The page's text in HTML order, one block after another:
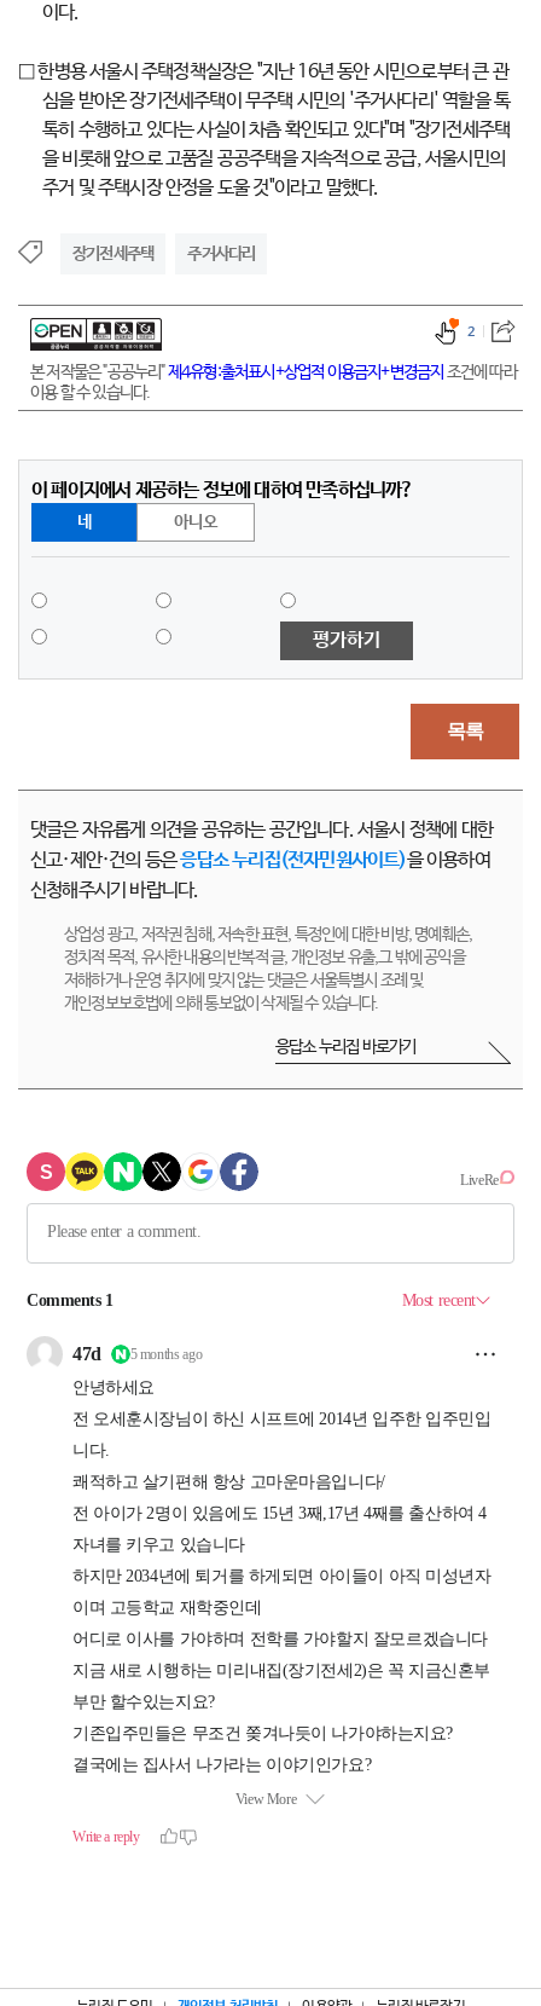
이다.
□ 한병용 서울시 주택정책실장은 "지난 16년 동안 시민으로부터 큰 관
심을 받아온 장기전세주택이 무주택 시민의 '주거사다리' 역할을 톡
톡히 수행하고 있다는 사실이 차츰 확인되고 있다"며 "장기전세주택
을 비롯해 앞으로 고품질 공공주택을 지속적으로 공급, 서울시민의
주거 및 주택시장 안정을 도울 것"이라고 말했다.
장기전세주택 주거사다리
본 저작물은 "공공누리"제4유형:출처표시+상업적 이용금지+변경금지 조건에 따라
이용 할 수 있습니다.
2
이 페이지에서 제공하는 정보에 대하여 만족하십니까?
네 아니오
평가하기
목록
댓글은 자유롭게 의견을 공유하는 공간입니다. 서울시 정책에 대한
신고·제안·건의 등은응답소 누리집(전자민원사이트)을 이용하여
신청해주시기 바랍니다.
상업성 광고, 저작권 침해, 저속한 표현, 특정인에 대한 비방, 명예훼손,
정치적 목적, 유사한 내용의 반복적 글, 개인정보 유출,그 밖에 공익을
저해하거나 운영 취지에 맞지 않는 댓글은 서울특별시 조례 및
개인정보보호법에 의해 통보없이 삭제될 수 있습니다.
응답소 누리집 바로가기